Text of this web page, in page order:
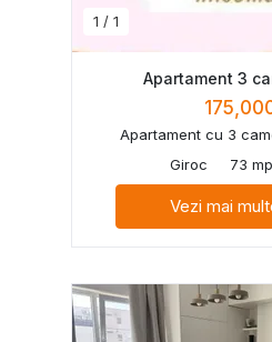
1 / 1
Apartament 3
Apartament cu 3
Giroc
73 mp
Vezi mai